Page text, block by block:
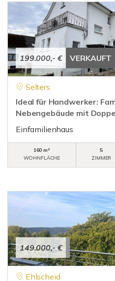
199.000,- € VERKAUFT
Selters
Ideal für Handwerker:
Nebengebäude mit
Einfamilienhaus
160 m²
WOHNFLÄCHE
5
ZIMMER
149.000,- €
Ehlscheid